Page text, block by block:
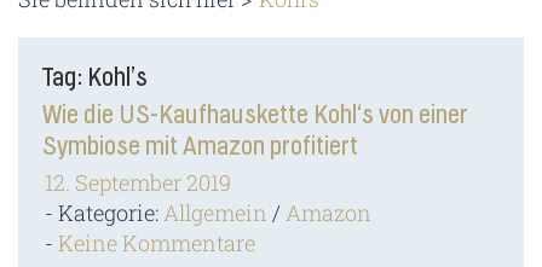
Tag: Kohl’s
Wie die US-Kaufhauskette Kohl‘s von einer
Symbiose mit Amazon profitiert
12. September 2019
Kategorie:Allgemein / Amazon
Keine Kommentare